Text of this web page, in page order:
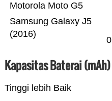
Samsung Galaxy J5
(2016)
Motorola Moto G5
0
Kapasitas Baterai (mAh)
Tinggi lebih Baik